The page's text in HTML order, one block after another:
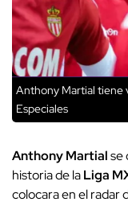
Anthony Martial tiene
Especiales
Anthony Martialse
historia de laLiga
colocara en el radar